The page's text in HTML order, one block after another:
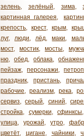
зелень, зелёный, зима,
картинная галерея,
крепость, крест, крым,
луг, люди, лёд, маки,
мост, мостик, мосты,
ню, обед, облака,
пейзаж, персонажи,
праздник, пристань,
рабочие, реализм, река,
сервиз, серый, синий,
стройка, сумерки, сфинксы
улица, урожай, утро,
цветёт, цигане, чайники,